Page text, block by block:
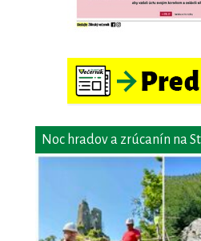
Noc hradov a zrúcanín na